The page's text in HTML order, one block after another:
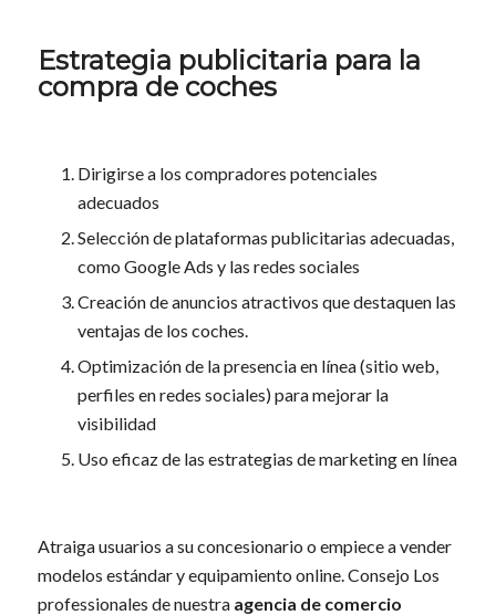
Estrategia publicitaria para la
compra de coches
Dirigirse a los compradores potenciales
adecuados
Selección de plataformas publicitarias adecuadas,
como Google Ads y las redes sociales
Creación de anuncios atractivos que destaquen las
ventajas de los coches.
Optimización de la presencia en línea (sitio web,
perfiles en redes sociales) para mejorar la
visibilidad
Uso eficaz de las estrategias de marketing en línea
Atraiga usuarios a su concesionario o empiece a vender
modelos estándar y equipamiento online. Consejo Los
professionales de nuestra agencia de comercio